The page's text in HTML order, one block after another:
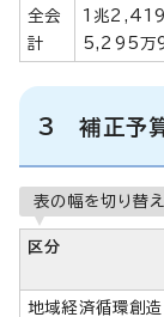
全会
計
1兆
5,295万
3 補正予
表の幅を切り替
区分
地域経済循環創造